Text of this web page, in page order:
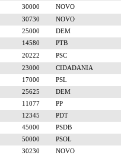
30000
NOVO
30730
NOVO
25000
DEM
14580
PTB
20222
PSC
23000
CIDADANIA
17000
PSL
25625
DEM
11077
PP
12345
PDT
45000
PSDB
50000
PSOL
30230
NOVO